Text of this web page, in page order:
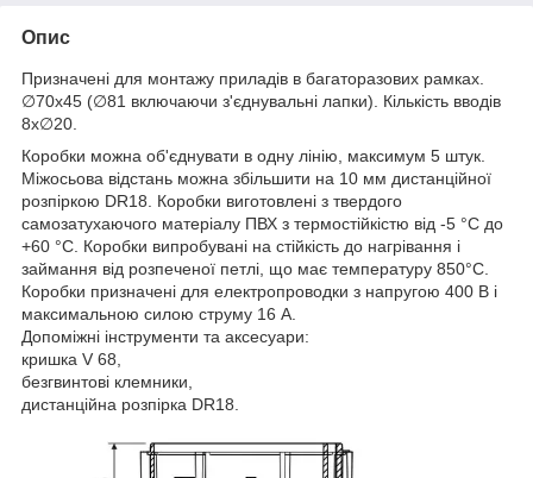
Опис
Призначені для монтажу приладів в багаторазових рамках.
∅70х45 (∅81 включаючи з'єднувальні лапки). Кількість вводів
8х∅20.
Коробки можна об'єднувати в одну лінію, максимум 5 штук.
Міжосьова відстань можна збільшити на 10 мм дистанційної
розпіркою DR18. Коробки виготовлені з твердого
самозатухаючого матеріалу ПВХ з термостійкістю від -5 °C до
+60 °C. Коробки випробувані на стійкість до нагрівання і
займання від розпеченої петлі, що має температуру 850°C.
Коробки призначені для електропроводки з напругою 400 В і
максимальною силою струму 16 А.
Допоміжні інструменти та аксесуари:
кришка V 68,
безгвинтові клемники,
дистанційна розпірка DR18.